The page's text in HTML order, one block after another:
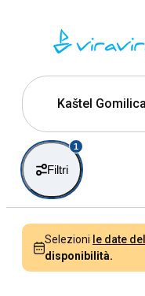
Kaštel Gomilica
Filtri
1
Selezioni le date
disponibilità.